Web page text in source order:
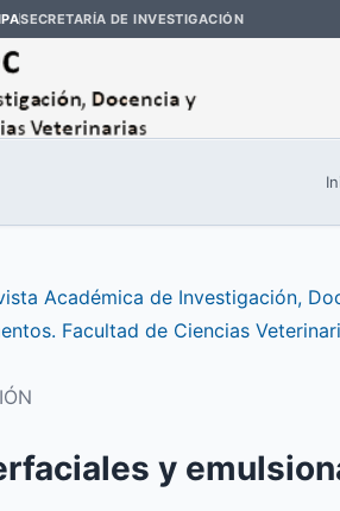
SECRETARÍA DE INVESTIGACIÓN
Académica de Investigación,
Facultad de Ciencias
y